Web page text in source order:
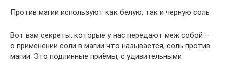
Против магии используют как белую, так и черную соль
Вот вам секреты, которые у нас передают меж собой —
о применении соли в магии что называется, соль против
магии. Это подлинные приёмы, с удивительными